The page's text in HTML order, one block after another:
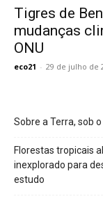
Tigres de
mudanças
ONU
eco21 - 29 de julho de
Sobre a Terra, sob
Florestas tropicais
inexplorado para
estudo